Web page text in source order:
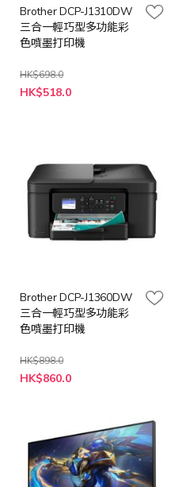
Brother DCP-J1310DW
三合一輕巧型多功能彩
色噴墨打印機
HK$698.0
特
殊
HK$518.0
Brother DCP-J1360DW
三合一輕巧型多功能彩
色噴墨打印機
HK$898.0
特
殊
HK$860.0